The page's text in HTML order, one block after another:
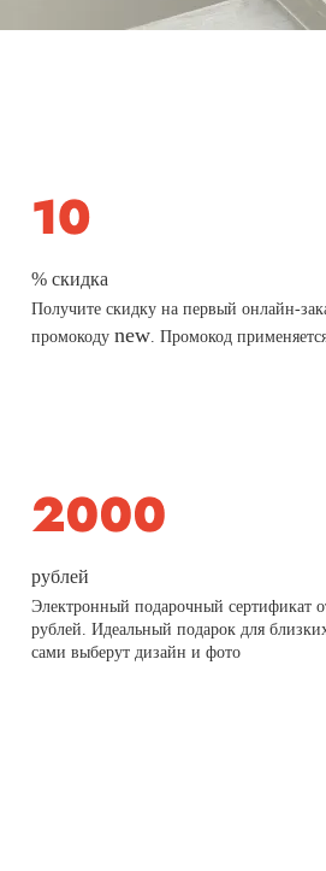
% скидка
Получите скидку на первый онлайн-
промокодуnew . Промокод
рублей
Электронный подарочный сертификат
рублей. Идеальный подарок для
сами выберут дизайн и фото